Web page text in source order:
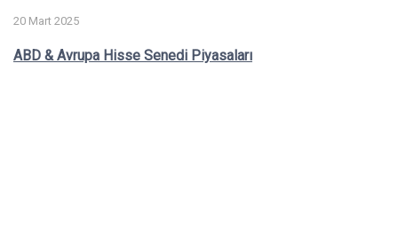
20 Mart 2025
ABD & Avrupa Hisse Senedi Piyasaları